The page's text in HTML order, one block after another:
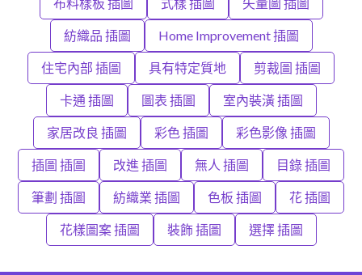
紡織品 插圖 Home Improvement 插圖
住宅內部 插圖 具有特定質地 剪裁圖 插圖
卡通 插圖 圖表 插圖 室內裝潢 插圖
家居改良 插圖 彩色 插圖 彩色影像 插圖
插圖 插圖 改進 插圖 無人 插圖 目錄 插圖
筆劃 插圖 紡織業 插圖 色板 插圖 花 插圖
花樣圖案 插圖 裝飾 插圖 選擇 插圖